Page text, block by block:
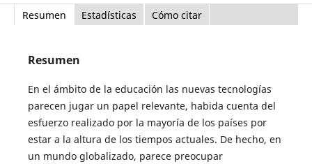
Resumen Estadísticas Cómo citar
Resumen
En el ámbito de la educación las nuevas tecnologías
parecen jugar un papel relevante, habida cuenta del
esfuerzo realizado por la mayoría de los países por
estar a la altura de los tiempos actuales. De hecho, en
un mundo globalizado, parece preocupar